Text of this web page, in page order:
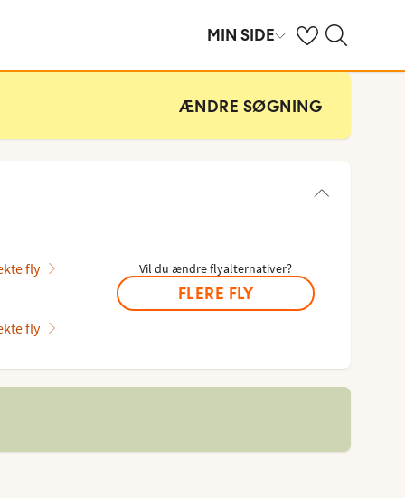
MIN SIDE Se dine gemte
Søg på spies.dk
ÆNDRE SØGNING
fly
fly
Vil du ændre flyalternativer?
FLERE FLY